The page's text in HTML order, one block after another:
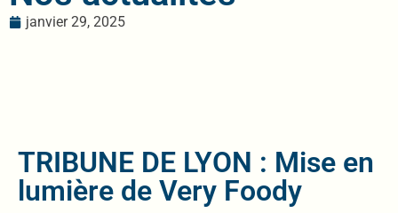
janvier 29, 2025
TRIBUNE DE LYON : Mise en
lumière de Very Foody